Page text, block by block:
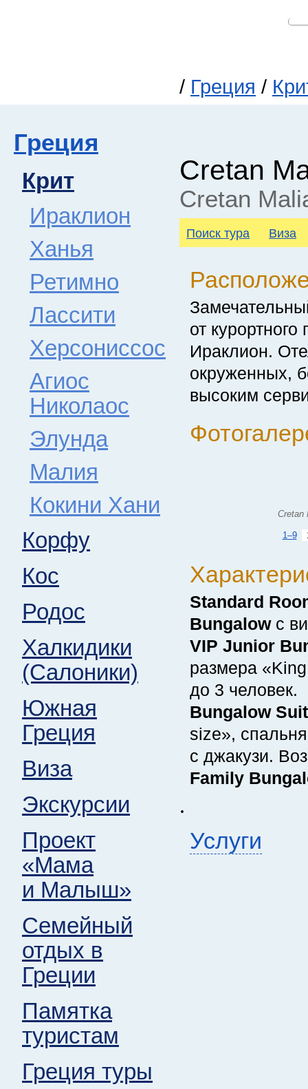
/ Греция /
Греция
Крит
Ираклион
Ханья
Ретимно
Лассити
Херсониссос
Агиос
Николаос
Элунда
Малия
Кокини Хани
Корфу
Кос
Родос
Халкидики
(Салоники)
Южная
Греция
Виза
Экскурсии
Проект
«Мама
и Малыш»
Семейный
отдых в
Греции
Памятка
туристам
Греция туры
Cretan
Cretan
Поиск тура Виза
от
Ираклион.
окруженных,
высоким
Cretan
1–9
Standard
Bungalowс
VIP Junior
размера
до 3 человек.
Bungalow
size»,
с джакузи.
Family
.
Услуги